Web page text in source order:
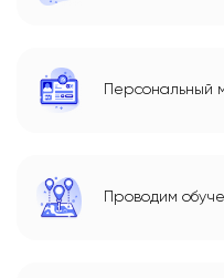
Персональный
Проводим